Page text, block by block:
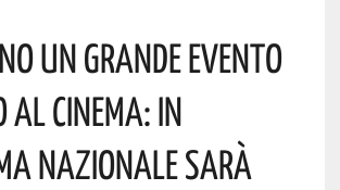
UN GRANDE EVENTO
AL CINEMA: IN
NAZIONALE SARÀ